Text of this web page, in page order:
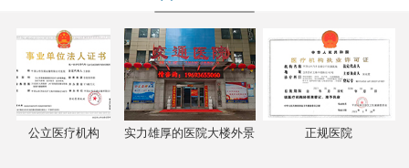
公立医疗机构 实力雄厚的医院大楼外景 正规医院
小李：
医院环境不错，就是人有点多，多亏手机预约了，
不然排队都要排好久…